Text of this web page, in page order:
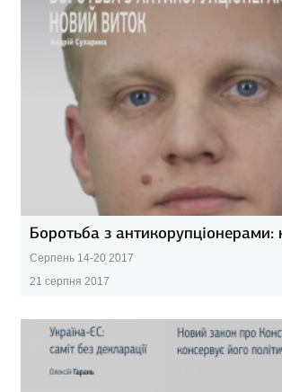
Боротьба з антикорупціонерами:
Серпень 14-20 2017
21 серпня 2017